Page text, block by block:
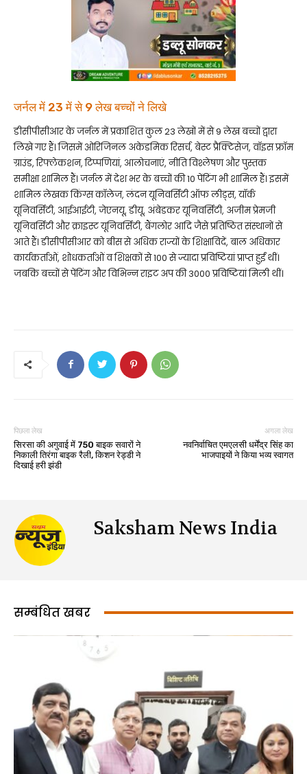
जर्नल में 23 में से 9 लेख बच्चों ने लिखे
डीसीपीसीआर के जर्नल में प्रकाशित कुल 23 लेखों में से 9 लेख बच्चों द्वारा
लिखे गए हैं। जिसमें ओरिजिनल अकेडमिक रिसर्च, बेस्ट प्रैक्टिसेज, वॉइस फ्रॉम
ग्राउंड, रिफ्लेकशन, टिप्पणियां, आलोचनाएं, नीति विश्लेषण और पुस्तक
समीक्षा शामिल हैं। जर्नल में देश भर के बच्चों की 10 पेंटिंग भी शामिल हैं। इसमें
शामिल लेखक किंग्स कॉलेज, लंदन यूनिवर्सिटी ऑफ लीड्स, यॉर्क
यूनिवर्सिटी, आईआईटी, जेएनयू, डीयू, अंबेडकर यूनिवर्सिटी, अजीम प्रेमजी
यूनिवर्सिटी और क्राइस्ट यूनिवर्सिटी, बैंगलोर आदि जैसे प्रतिष्ठित संस्थानों से
आते हैं। डीसीपीसीआर को बीस से अधिक राज्यों के शिक्षाविदें, बाल अधिकार
कार्यकर्ताओं, शोधकर्ताओं व शिक्षकों से 100 से ज्यादा प्रविष्टियां प्राप्त हुईं थीं।
जबकि बच्चों से पेंटिंग और विभिन्न राइट अप की 3000 प्रविष्टियां मिली थीं।
पिछला लेख
सिरसा की अगुवाई में 750 बाइक सवारों ने
निकाली तिरंगा बाइक रैली, किशन रेड्डी ने
दिखाई हरी झंडी
अगला लेख
नवनिर्वाचित एमएलसी धर्मेंद्र सिंह का
भाजपाइयों ने किया भव्य स्वागत
Saksham News India
सम्बंधित खबर